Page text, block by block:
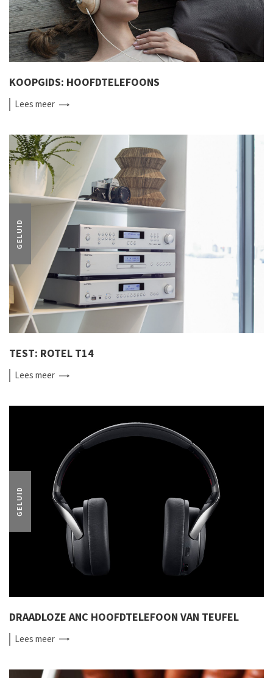
KOOPGIDS: HOOFDTELEFOONS
Leesmeer
GELUID
TEST: ROTEL T14
Leesmeer
GELUID
DRAADLOZE ANC HOOFDTELEFOON VAN TEUFEL
Leesmeer